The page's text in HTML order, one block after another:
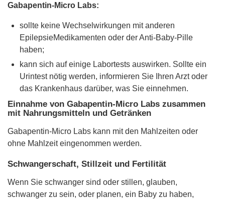
Gabapentin-Micro Labs:
sollte keine Wechselwirkungen mit anderen
EpilepsieMedikamenten oder der Anti-Baby-Pille
haben;
kann sich auf einige Labortests auswirken. Sollte ein
Urintest nötig werden, informieren Sie Ihren Arzt oder
das Krankenhaus darüber, was Sie einnehmen.
Einnahme von Gabapentin-Micro Labs zusammen
mit Nahrungsmitteln und Getränken
Gabapentin-Micro Labs kann mit den Mahlzeiten oder
ohne Mahlzeit eingenommen werden.
Schwangerschaft, Stillzeit und Fertilität
Wenn Sie schwanger sind oder stillen, glauben,
schwanger zu sein, oder planen, ein Baby zu haben,